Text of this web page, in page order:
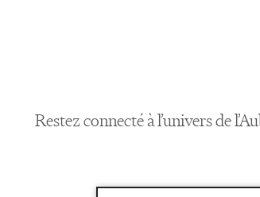
Restez connecté à l’univers de